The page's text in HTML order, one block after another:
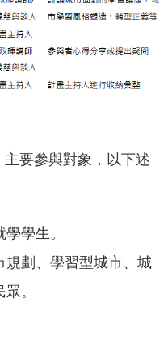
要參與對象，以下述
學生。
規劃、學習型城市、城
。